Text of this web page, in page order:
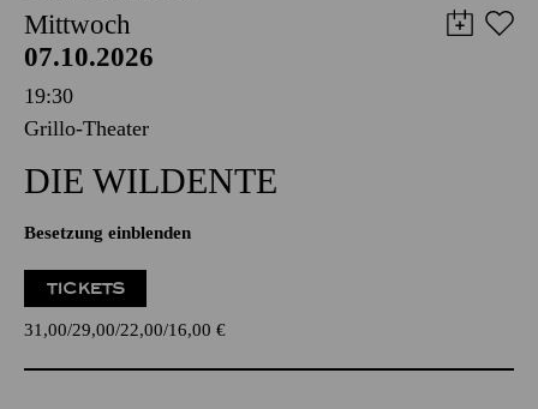
Mittwoch
07.10.2026
19:30
Grillo-Theater
DIE WILDENTE
Besetzung einblenden
TICKETS
31,00 29,00 22,00 16,00 €